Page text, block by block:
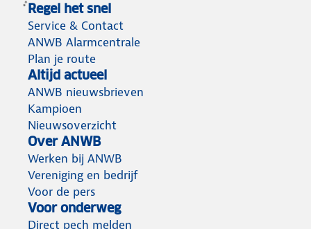
Regel het snel
Service & Contact
ANWB Alarmcentrale
Plan je route
Altijd actueel
ANWB nieuwsbrieven
Kampioen
Nieuwsoverzicht
Over ANWB
Werken bij ANWB
Vereniging en bedrijf
Voor de pers
Voor onderweg
Direct pech melden